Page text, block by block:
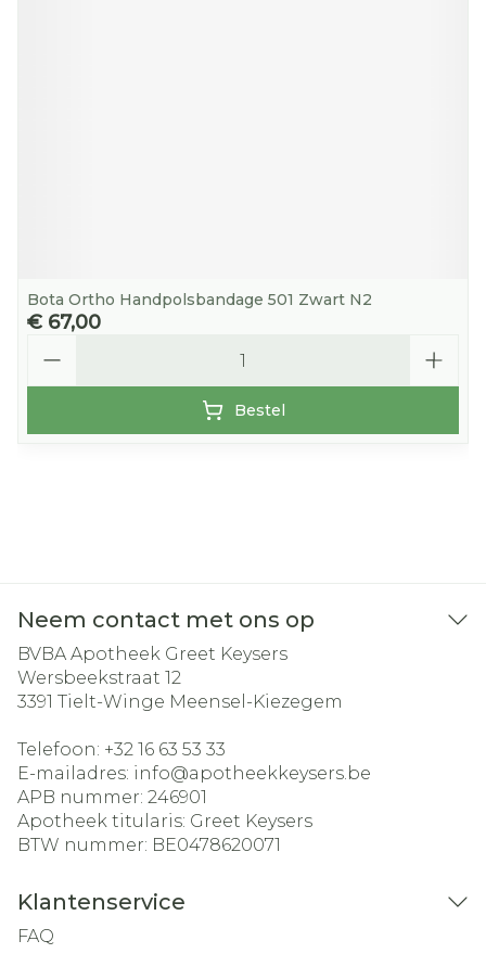
Bota Ortho Handpolsbandage 501 Zwart N2
€ 67,00
Bestel
Neem contact met ons op
BVBA Apotheek Greet Keysers
Wersbeekstraat 12
3391 Tielt-Winge Meensel-Kiezegem
Telefoon: +32 16 63 53 33
E-mailadres: info@apotheekkeysers.be
APB nummer: 246901
Apotheek titularis: Greet Keysers
BTW nummer: BE0478620071
Klantenservice
FAQ